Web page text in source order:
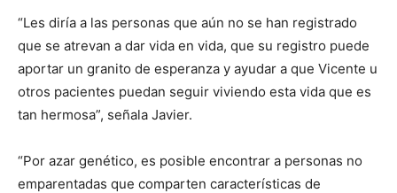
“Les diría a las personas que aún no se han registrado
que se atrevan a dar vida en vida, que su registro puede
aportar un granito de esperanza y ayudar a que Vicente u
otros pacientes puedan seguir viviendo esta vida que es
tan hermosa”, señala Javier.
“Por azar genético, es posible encontrar a personas no
emparentadas que comparten características de